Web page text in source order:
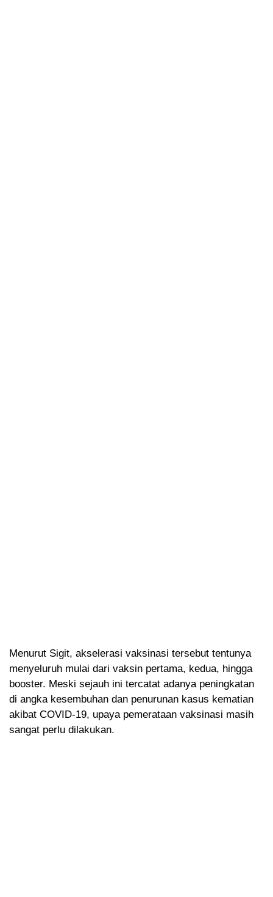
Menurut Sigit, akselerasi vaksinasi tersebut tentunya
menyeluruh mulai dari vaksin pertama, kedua, hingga
booster. Meski sejauh ini tercatat adanya peningkatan
di angka kesembuhan dan penurunan kasus kematian
akibat COVID-19, upaya pemerataan vaksinasi masih
sangat perlu dilakukan.